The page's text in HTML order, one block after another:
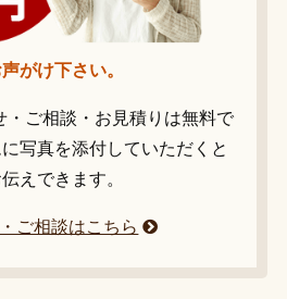
がけ下さい。
・ご相談・お見積りは無料で
写真を添付していただくと
えできます。
ご相談はこちら